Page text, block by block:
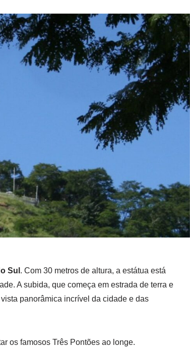
Sul . Com 30 metros de altura, a estátua está
A subida, que começa em estrada de terra e
panorâmica incrível da cidade e das
os famosos Três Pontões ao longe.